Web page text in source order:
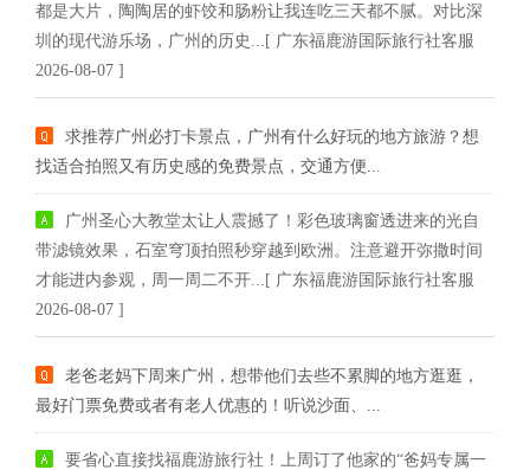
都是大片，陶陶居的虾饺和肠粉让我连吃三天都不腻。对比深
圳的现代游乐场，广州的历史...[ 广东福鹿游国际旅行社客服
2026-08-07 ]
求推荐广州必打卡景点，广州有什么好玩的地方旅游？想
找适合拍照又有历史感的免费景点，交通方便...
广州圣心大教堂太让人震撼了！彩色玻璃窗透进来的光自
带滤镜效果，石室穹顶拍照秒穿越到欧洲。注意避开弥撒时间
才能进内参观，周一周二不开...[ 广东福鹿游国际旅行社客服
2026-08-07 ]
老爸老妈下周来广州，想带他们去些不累脚的地方逛逛，
最好门票免费或者有老人优惠的！听说沙面、...
要省心直接找福鹿游旅行社！上周订了他家的“爸妈专属一